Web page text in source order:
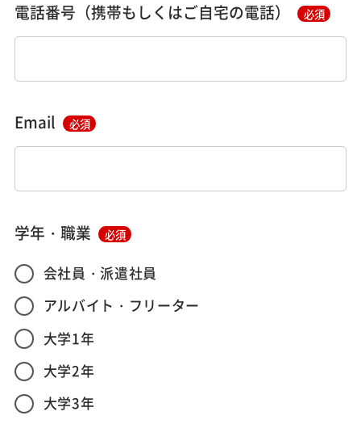
電話番号（携帯もしくはご自宅の電話） 必須
Email 必須
学年・職業 必須
会社員・派遣社員
アルバイト・フリーター
大学1年
大学2年
大学3年